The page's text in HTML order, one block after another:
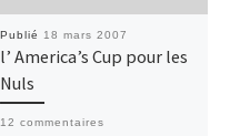
Publié 18 mars 2007
l’ America’s Cup pour les
Nuls
12 commentaires